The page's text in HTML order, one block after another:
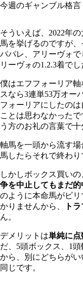
今週のギャンブル格言
そういえば、2022年
馬を挙げるのですが
パパレ、アリーヴォ
リーヴォの1.2.3着でし
僕はエフフォーリア
スなら3連単53万オー
フォーリアにしたの
ことは思わなかった
う方のお礼の言葉で十
軸馬を一頭から流す
馬したらそれで終わり
しかしボックス買いの
争を中止してもまだ的
のように本命馬がビ
かりませんから、
ト
ん。
デメリットは単純に点
だ、5頭ボックス、1
から、別にどちらが
同じです。